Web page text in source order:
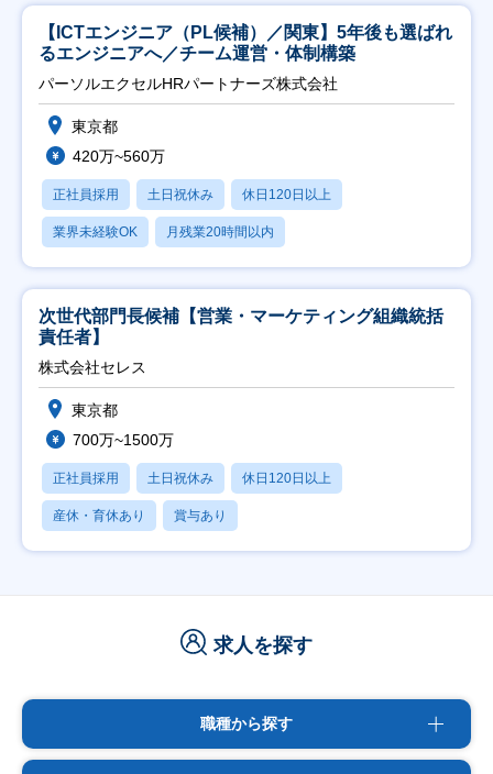
【ICTエンジニア（PL候補）／関東】5年後も選ばれ
るエンジニアへ／チーム運営・体制構築
パーソルエクセルHRパートナーズ株式会社
東京都
420万~560万
正社員採用 土日祝休み 休日120日以上
業界未経験OK 月残業20時間以内
次世代部門長候補【営業・マーケティング組織統括
責任者】
株式会社セレス
東京都
700万~1500万
正社員採用 土日祝休み 休日120日以上
産休・育休あり 賞与あり
求人を探す
職種から探す